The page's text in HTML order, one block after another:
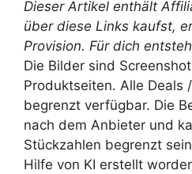
Dieser Artikel enthält
über diese Links kaufst,
Provision. Für dich
Die Bilder sind
Produktseiten. Alle Deals
begrenzt verfügbar. Die
nach dem Anbieter und
Stückzahlen begrenzt
Hilfe von KI erstellt